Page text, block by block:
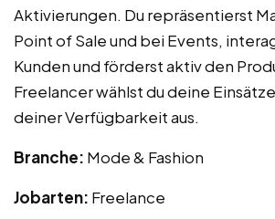
Aktivierungen. Du repräsentierst
Point of Sale und bei Events,
Kunden und förderst aktiv den
Freelancer wählst du deine
deiner Verfügbarkeit aus.
Branche: Mode & Fashion
Jobarten: Freelance